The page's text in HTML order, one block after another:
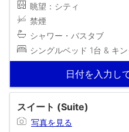
眺望：シティ
禁煙
シャワー・バスタブ
シングルベッド 1台 & キ
日付を入力し
スイート (Suite)
写真を見る